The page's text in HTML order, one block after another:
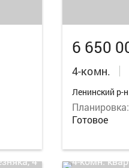
6 650
4-комн.
Ленинский р-
Готовое